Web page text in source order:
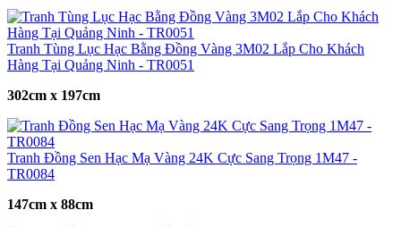
Tranh Tùng Lục Hạc Bằng Đồng Vàng 3M02 Lắp Cho Khách
Hàng Tại Quảng Ninh - TR0051
302cm x 197cm
Tranh Đồng Sen Hạc Mạ Vàng 24K Cực Sang Trọng 1M47 -
TR0084
147cm x 88cm